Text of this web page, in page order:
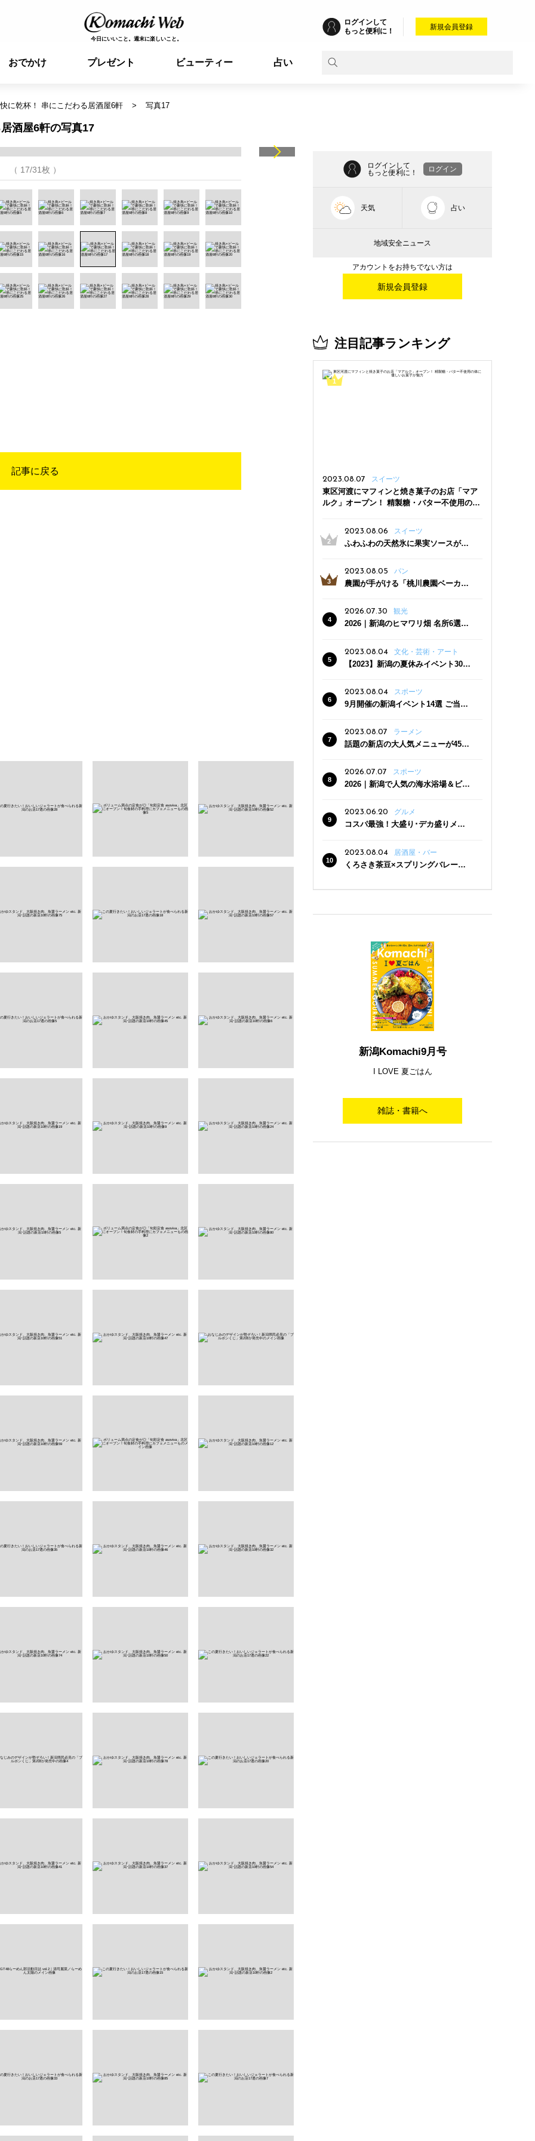
今日にいいこと。週末に楽しいこと。
ログインして
もっと便利に！
新規会員登録
おでかけ プレゼント ビューティー 占い
に乾杯！ 串にこだわる居酒屋6軒 写真17
酒屋6軒の写真17
（ 17/31枚 ）
記事に戻る
ログインして
もっと便利に！
ログイン
天気 占い
地域安全ニュース
アカウントをお持ちでない方は
新規会員登録
注目記事ランキング
2023.08.07 スイーツ
東区河渡にマフィンと焼き菓子のお店「マア
ルク」オープン！ 精製糖・バター不使用の体
2023.08.06
スイーツ
ふわふわの天然氷に果実ソースがた
三条駅近くにオープン
2023.08.05 パン
農園が手がける「桃川農園ベーカリ
った焼きたてパンのほか、ジェラー
トやスムージーも
2026.07.30 観光
2026｜新潟のヒマワリ畑 名所6選
2023.08.04
文化・芸術・アート
【2023】新潟の夏休みイベント30
2023.08.04
スポーツ
9月開催の新潟イベント14選 ご当地
2023.08.07 ラーメン
話題の新店の大人気メニューが450
クーポン登場
2026.07.07 スポーツ
2026｜新潟で人気の海水浴場＆ビー
2023.06.20
グルメ
コスパ最強！大盛り･デカ盛りメニ
2023.08.04
居酒屋・バー
くろさき茶豆×スプリングバレー豊
新潟Komachi9月号
I LOVE 夏ごはん
雑誌・書籍へ